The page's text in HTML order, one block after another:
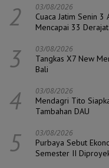
2 03/08/2026
Cuaca Jatim Senin 3
Mencapai 33 Derajat
3 03/08/2026
Tangkas X7 New
Bali
4 03/08/2026
Mendagri Tito
Tambahan DAU
5 03/08/2026
Purbaya Sebut
Semester II